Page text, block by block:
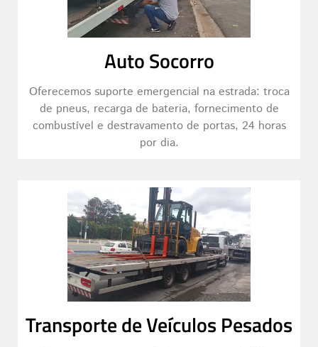
Auto Socorro
Oferecemos suporte emergencial na estrada: troca
de pneus, recarga de bateria, fornecimento de
combustível e destravamento de portas, 24 horas
por dia.
Transporte de Veículos Pesados